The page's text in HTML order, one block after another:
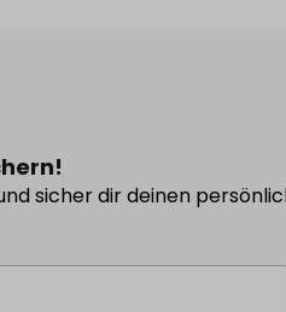
sicher dir deinen